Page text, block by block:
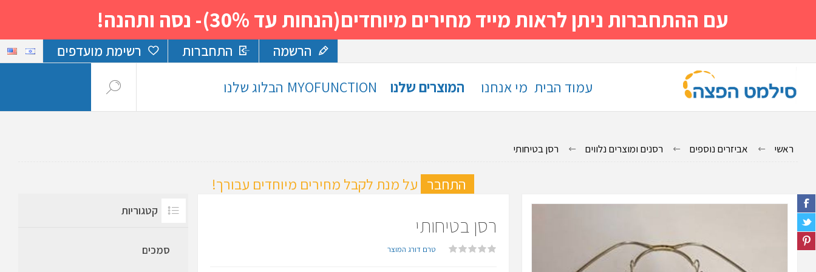
עם ההתחברות ניתן לראות מייד מחירים מיוחדים(הנחות עד 30%)- נסה ותהנה!
הרשמה התחברות רשימת מועדפים
עמוד הבית מי אנחנו המוצרים שלנו MYOFUNCTION הבלוג שלנו
ראשי אביזרים נוספים רסנים ומוצרים נלווים רסן בטיחותי
התחבר על מנת לקבל מחירים מיוחדים עבורך!
רסן בטיחותי
טרם דורג המוצר
קטגוריות
סמכים